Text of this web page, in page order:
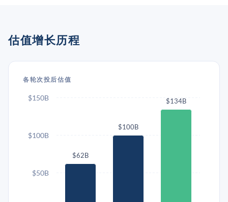
估值增长历程
各轮次投后估值
$62B
$100B
$134B
$50B
$100B
$150B